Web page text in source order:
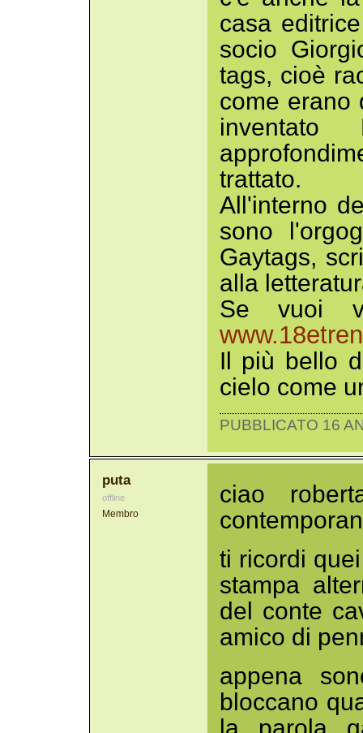
casa
socio
tags, cioè
come erano
inventato
trattato.
All'interno
sono
Gaytags,
alla
Se vuoi
Il più bello
cielo come
PUBBLICATO 16
puta
offline
Membro
ciao
ti ricordi
stampa
del conte
amico di
appena
bloccano